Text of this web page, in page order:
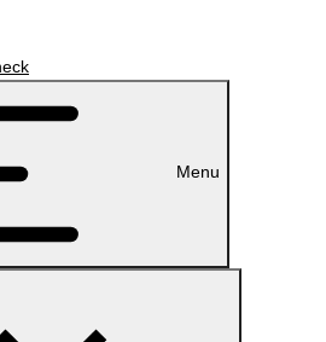
Menu